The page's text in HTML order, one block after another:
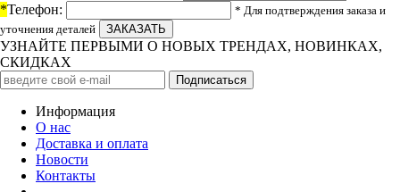
*Телефон:
* Для подтверждения заказа и
уточнения деталей
УЗНАЙТЕ ПЕРВЫМИ О НОВЫХ ТРЕНДАХ, НОВИНКАХ,
СКИДКАХ
Информация
О нас
Доставка и оплата
Новости
Контакты